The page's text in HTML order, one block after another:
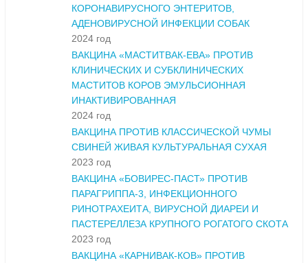
КОРОНАВИРУСНОГО ЭНТЕРИТОВ,
АДЕНОВИРУСНОЙ ИНФЕКЦИИ СОБАК
2024 год
ВАКЦИНА «МАСТИТВАК-ЕВА» ПРОТИВ
КЛИНИЧЕСКИХ И СУБКЛИНИЧЕСКИХ
МАСТИТОВ КОРОВ ЭМУЛЬСИОННАЯ
ИНАКТИВИРОВАННАЯ
2024 год
ВАКЦИНА ПРОТИВ КЛАССИЧЕСКОЙ ЧУМЫ
СВИНЕЙ ЖИВАЯ КУЛЬТУРАЛЬНАЯ СУХАЯ
2023 год
ВАКЦИНА «БОВИРЕС-ПАСТ» ПРОТИВ
ПАРАГРИППА-3, ИНФЕКЦИОННОГО
РИНОТРАХЕИТА, ВИРУСНОЙ ДИАРЕИ И
ПАСТЕРЕЛЛЕЗА КРУПНОГО РОГАТОГО СКОТА
2023 год
ВАКЦИНА «КАРНИВАК-КОВ» ПРОТИВ